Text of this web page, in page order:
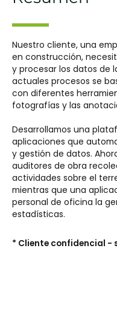
Nuestro cliente, una
en construcción,
y procesar los datos de
actuales procesos se
con diferentes
fotografías y las
Desarrollamos una
aplicaciones que
y gestión de datos.
auditores de obra
actividades sobre el
mientras que una
personal de oficina la
estadísticas.
* Cliente confidencial -